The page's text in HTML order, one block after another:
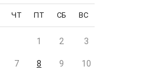
ЧТ ПТ СБ ВС
1 2 3
7 8 9 10